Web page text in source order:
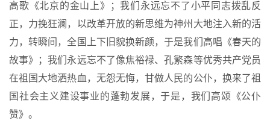
高歌《北京的金山上》；我们永远忘不了小平同志拨乱反
正，力挽狂澜，以改革开放的新思维为神州大地注入新的活
力，转瞬间，全国上下旧貌换新颜，于是我们高唱《春天的
故事》；我们永远忘不了像焦裕禄、孔繁森等优秀共产党员
在祖国大地洒热血，无怨无悔，甘做人民的公仆，换来了祖
国社会主义建设事业的蓬勃发展，于是，我们高颂《公仆
赞》。